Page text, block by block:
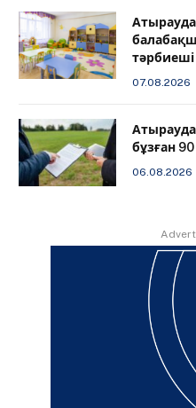
тәрбиеші
07.08.2026
Атырауда
бұзған
06.08.2026